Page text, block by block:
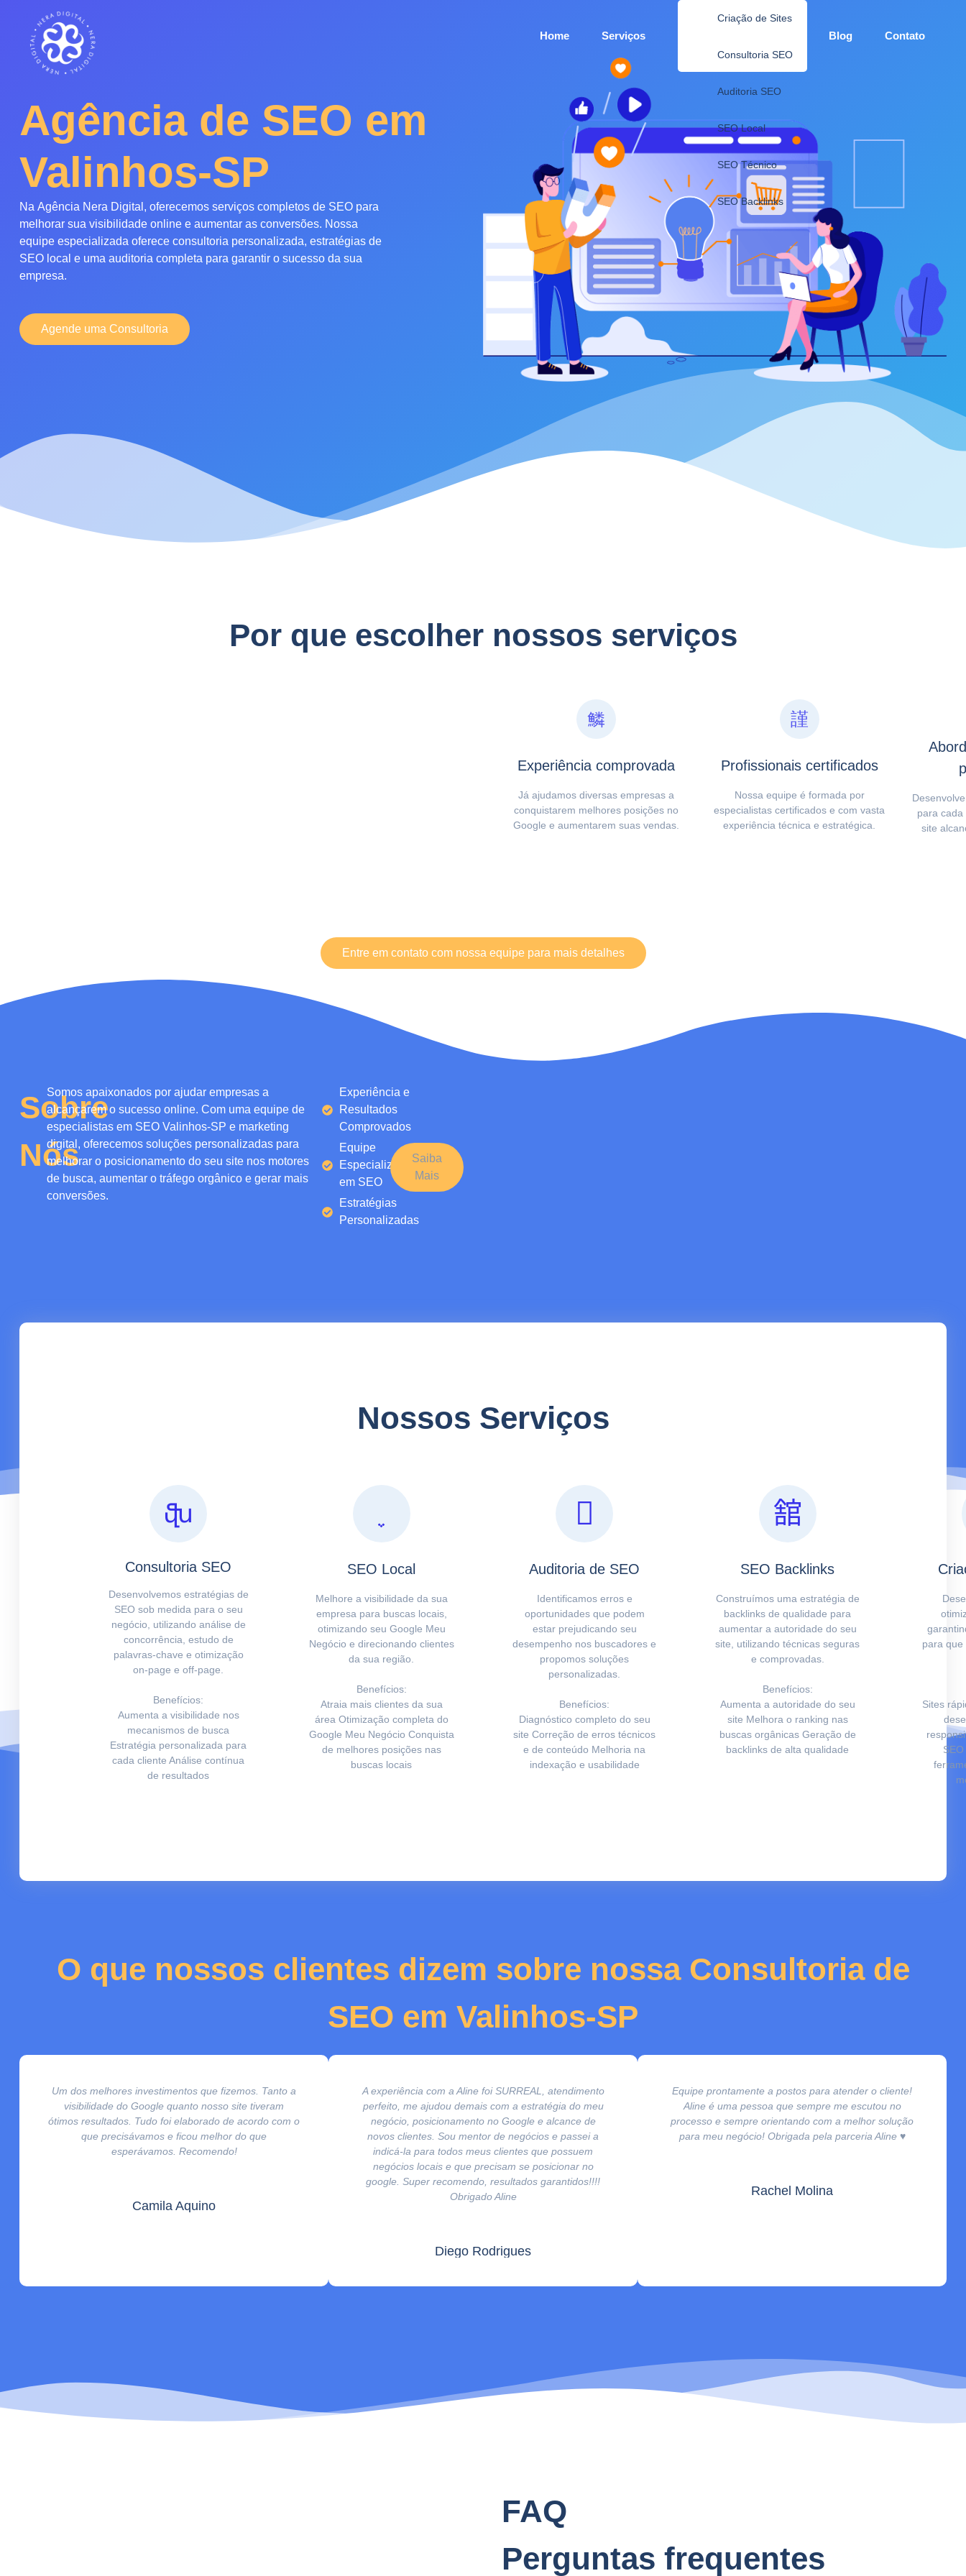
Home Serviços
Criação de Sites
Consultoria SEO
Auditoria SEO
SEO Local
SEO Técnico
SEO Backlinks
Blog Contato
Agência de SEO em
Valinhos-SP
Na Agência Nera Digital , oferecemos serviços completos de SEO para
melhorar sua visibilidade online e aumentar as conversões. Nossa
equipe especializada oferece consultoria personalizada, estratégias de
SEO local e uma auditoria completa para garantir o sucesso da sua
empresa.
Agende uma Consultoria
Por que escolher nossos serviços
Experiência comprovada
Já ajudamos diversas empresas a
conquistarem melhores posições no
Google e aumentarem suas vendas.
Profissionais certificados
Nossa equipe é formada por
especialistas certificados e com vasta
experiência técnica e estratégica.
para
site
Entre em contato com nossa equipe para mais detalhes
Sobre
Nós
Somos apaixonados porajudar empresas a
alcançarem o sucesso online. Com uma equipe de
especialistas em SEO Valinhos-SPe marketing
digital, oferecemossoluções personalizadas para
melhorar o posicionamento do seu site nos motores
de busca, aumentar o tráfego orgânico e gerar mais
conversões.
Experiência e
Resultados
Comprovados
Equipe
Especializada
em SEO
Estratégias
Personalizadas
Saiba
Mais
Nossos Serviços
Consultoria SEO
Desenvolvemos estratégias de
SEO sob medida para o seu
negócio, utilizando análise de
concorrência, estudo de
palavras-chave e otimização
on-page e off-page.
Benefícios:
Aumenta a visibilidade nos
mecanismos de busca
Estratégia personalizada para
cada cliente Análise contínua
de resultados
SEO Local
Melhore a visibilidade da sua
empresa para buscas locais,
otimizando seu Google Meu
Negócio e direcionando clientes
da sua região.
Benefícios:
Atraia mais clientes da sua
área Otimização completa do
Google Meu Negócio Conquista
de melhores posições nas
buscas locais
Auditoria de SEO
Identificamos erros e
oportunidades que podem
estar prejudicando seu
desempenho nos buscadores e
propomos soluções
personalizadas.
Benefícios:
Diagnóstico completo do seu
site Correção de erros técnicos
e de conteúdo Melhoria na
indexação e usabilidade
SEO Backlinks
Construímos uma estratégia de
backlinks de qualidade para
aumentar a autoridade do seu
site, utilizando técnicas seguras
e comprovadas.
Benefícios:
Aumenta a autoridade do seu
site Melhora o ranking nas
buscas orgânicas Geração de
backlinks de alta qualidade
para
Sites
O que nossos clientes dizem sobre nossa Consultoria de
SEO em Valinhos-SP
Um dos melhores investimentos que fizemos. Tanto a
visibilidade do Google quanto nosso site tiveram
ótimos resultados. Tudo foi elaborado de acordo com o
que precisávamos e ficou melhor do que
esperávamos. Recomendo!
Camila Aquino
A experiência com a Aline foi SURREAL, atendimento
perfeito, me ajudou demais com a estratégia do meu
negócio, posicionamento no Google e alcance de
novos clientes. Sou mentor de negócios e passei a
indicá-la para todos meus clientes que possuem
negócios locais e que precisam se posicionar no
google. Super recomendo, resultados garantidos!!!!
Obrigado Aline
Diego Rodrigues
Equipe prontamente a postos para atender o cliente!
Aline é uma pessoa que sempre me escutou no
processo e sempre orientando com a melhor solução
para meu negócio! Obrigada pela parceria Aline ♥️
Rachel Molina
FAQ
Perguntas frequentes